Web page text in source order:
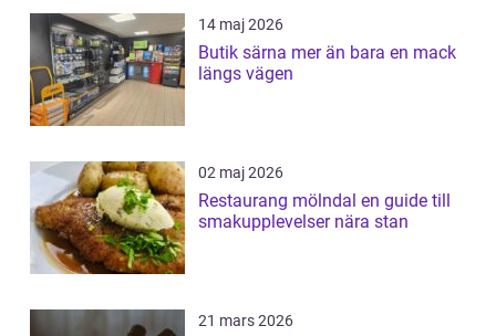
14 maj 2026
Butik särna mer än bara en mack
längs vägen
02 maj 2026
Restaurang mölndal en guide till
smakupplevelser nära stan
21 mars 2026